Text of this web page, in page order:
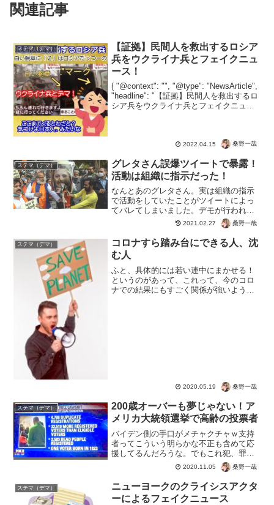
関連記事
ステマ（デマ）
【証拠】民間人を救出するロシア
兵をウクライナ兵とフェイクニュ
ース！
{ "@context": "", "@type": "NewsArticle",
"headline": "【証拠】民間人を救出するロ
シア兵をウクライナ兵とフェイクニュー
2022.04.15 桑野一哉
ステマ（デマ）
グレタさん誤爆ツイートで暴露！
活動は組織に指示だった！
なんとあのグレタさん。実は組織の指示
で活動をしていたことがツイートによっ
てバレてしまいました。デモが行われる
インドについて、何を書けばいいのか？
というツイートを誤爆。その返事も記録
され、他のセレブを参考にしてタグづけ
ろと、具体的な手口まで明...
2021.02.27 桑野一哉
ステマ（デマ）
コロナすら踏み台にできる人、沈
む人
ふと、具体的には若い連中にまかせる！
というのがあって、これって、今のコロ
ナでの結果にもすごく関係が強いように
2020.05.19 桑野一哉
ステマ（デマ）
200歳オーバーも夢じゃない！ア
メリカ大統領選挙で高齢の投票者
バイデン側の手口がメチャクチャｗ支持
者ってこういう明らかな不正も含めて応
援してるんだろうな。でもこれ犯、罪行
為にならないんだって！１７０才！ミシ
ガン州では170歳の有権者が投票した記録
が発見されました。他、120歳の有権者
（世界長寿記録を越...
2020.11.05 桑野一哉
ステマ（デマ）
ニューヨークのクライシスアクタ
ーによるフェイクニュース